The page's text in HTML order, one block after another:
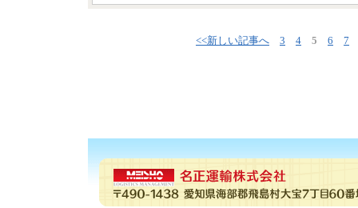
<<新しい記事へ 3 4 5 6 7